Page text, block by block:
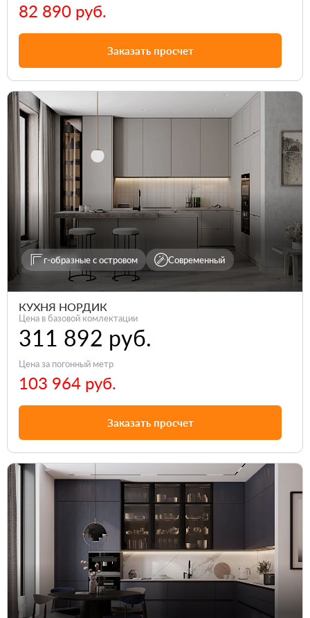
82 890 руб.
Заказать просчет
г-образные с островом Современный
КУХНЯ НОРДИК
Цена в базовой комлектации
311 892 руб.
Цена за погонный метр
103 964 руб.
Заказать просчет